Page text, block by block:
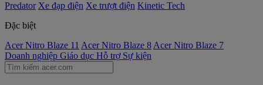
Predator Xe đạp điện Xe trượt điện Kinetic Tech
Đặc biệt
Acer Nitro Blaze 11 Acer Nitro Blaze 8 Acer Nitro Blaze 7
Doanh nghiệp Giáo dục Hỗ trợ Sự kiện